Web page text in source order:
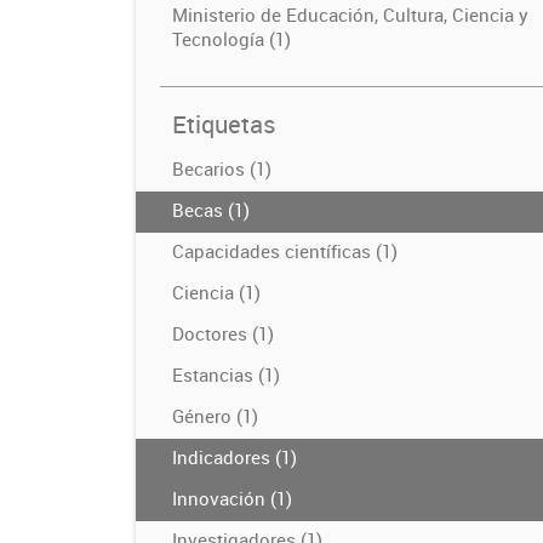
Ministerio de Educación, Cultura, Ciencia y
Tecnología (1)
Etiquetas
Becarios (1)
Becas (1)
Capacidades científicas (1)
Ciencia (1)
Doctores (1)
Estancias (1)
Género (1)
Indicadores (1)
Innovación (1)